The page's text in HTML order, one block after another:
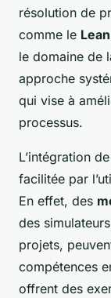
résolution de
comme le
le domaine de
approche
qui vise à
processus.
L’intégration
facilitée par
En effet, des
des
projets,
compétences
offrent des